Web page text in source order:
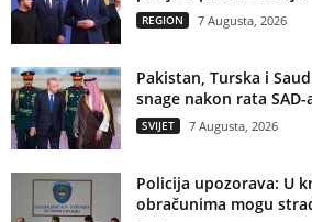
REGION 7 Augusta, 2026
Pakistan, Turska i
snage nakon rata SAD-
SVIJET 7 Augusta, 2026
Policija upozorava: U
obračunima mogu